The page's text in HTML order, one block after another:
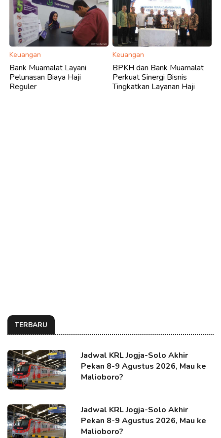
Keuangan
Bank Muamalat Layani
Pelunasan Biaya Haji
Reguler
Keuangan
BPKH dan Bank Muamalat
Perkuat Sinergi Bisnis
Tingkatkan Layanan Haji
TERBARU
Jadwal KRL Jogja-Solo Akhir
Pekan 8-9 Agustus 2026, Mau ke
Malioboro?
Jadwal KRL Jogja-Solo Akhir
Pekan 8-9 Agustus 2026, Mau ke
Malioboro?